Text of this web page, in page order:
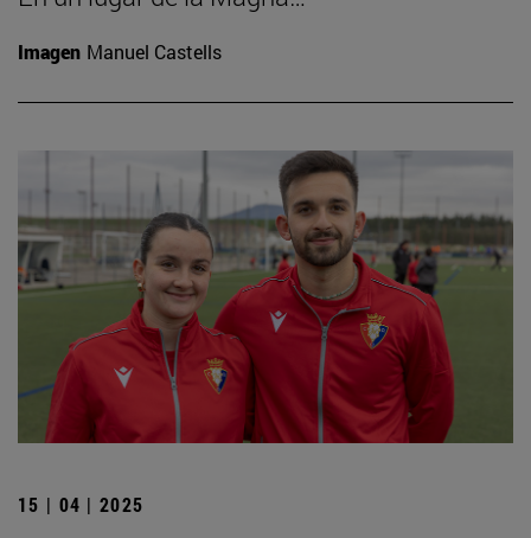
Imagen Manuel Castells
15 | 04 | 2025